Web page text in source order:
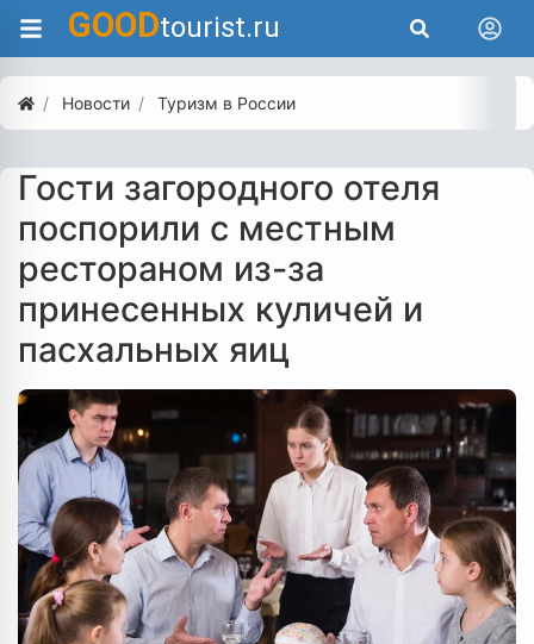
GOODtourist.ru
Новости Туризм в России
Гости загородного отеля
поспорили с местным
рестораном из-за
принесенных куличей и
пасхальных яиц